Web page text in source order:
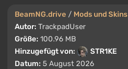
BeamNG.drive / Mods und Skins
Autor: TrackpadUser
Größe: 100.96 MB
Hinzugefügt von:
STR1KE
Datum: 5 August 2026